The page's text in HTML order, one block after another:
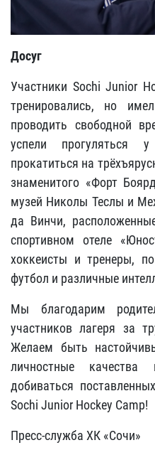
Досуг
Участники Sochi Junior
тренировались, но
проводить свободной
успели прогуляться
прокатиться на
знаменитого «Форт
музей Николы Теслы и
да Винчи,
спортивном отеле
хоккеисты и тренеры,
футбол и различные
Мы благодарим
участников лагеря за
Желаем быть
личностные качества
добиваться
Sochi Junior Hockey Camp!
Пресс-служба ХК «Сочи»